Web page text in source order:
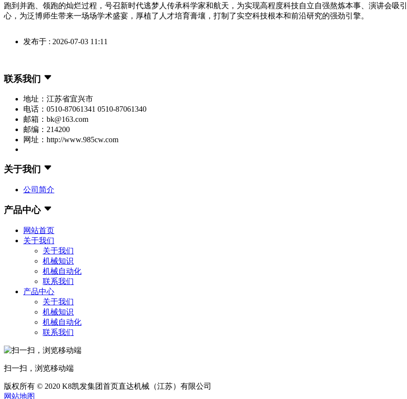
跑到并跑、领跑的灿烂过程，号召新时代逃梦人传承科学家和航天，为实现高程度科技自立自强熬炼本事、演讲会吸
心，为泛博师生带来一场场学术盛宴，厚植了人才培育膏壤，打制了实空科技根本和前沿研究的强劲引擎。
发布于 : 2026-07-03 11:11
联系我们
地址：江苏省宜兴市
电话：0510-87061341 0510-87061340
邮箱：bk@163.com
邮编：214200
网址：http://www.985cw.com
关于我们
公司简介
产品中心
网站首页
关于我们
关于我们
机械知识
机械自动化
联系我们
产品中心
关于我们
机械知识
机械自动化
联系我们
扫一扫，浏览移动端
版权所有 © 2020 K8凯发集团首页直达机械（江苏）有限公司
网站地图